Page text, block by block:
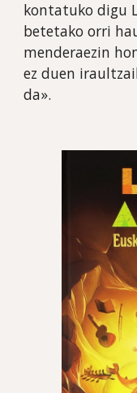
kontatuko digu
betetako orri
menderaezin
ez duen
da».